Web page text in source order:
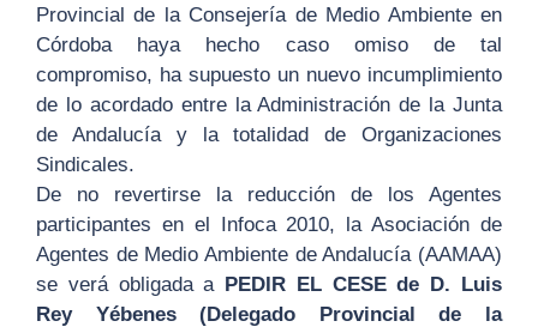
Provincial de la Consejería de Medio Ambiente en
Córdoba haya hecho caso omiso de tal
compromiso, ha supuesto un nuevo incumplimiento
de lo acordado entre la Administración de la Junta
de Andalucía y la totalidad de Organizaciones
Sindicales.
De no revertirse la reducción de los Agentes
participantes en el Infoca 2010, la Asociación de
Agentes de Medio Ambiente de Andalucía (AAMAA)
se verá obligada a PEDIR EL CESE de D. Luis
Rey Yébenes (Delegado Provincial de la